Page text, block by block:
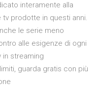
interamente alla
prodotte in questi anni.
le serie meno
alle esigenze di ogni
in streaming
guarda gratis con più